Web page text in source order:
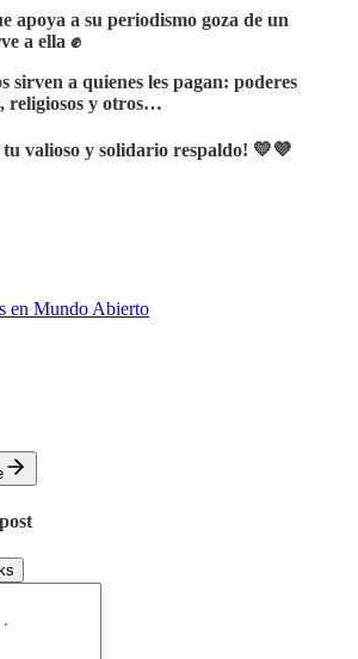
apoya a su periodismo goza de un
a ella ✊
sirven a quienes les pagan: poderes
religiosos y otros…
tu valioso y solidario respaldo! 💛💜
en Mundo Abierto